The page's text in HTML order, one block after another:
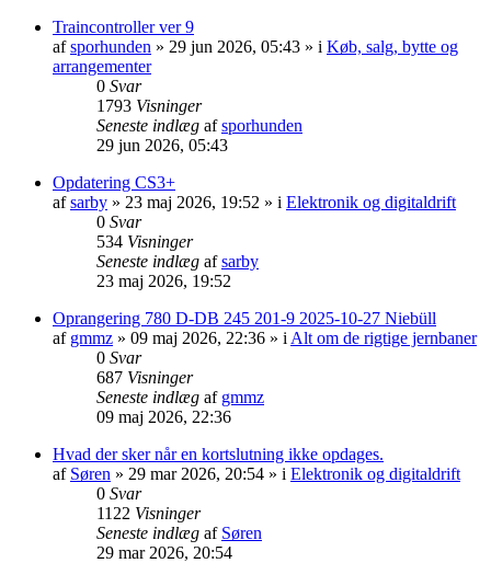
Traincontroller ver 9
afsporhunden » 29 jun 2026, 05:43 » i Køb, salg, bytte og
arrangementer
0 Svar
1793 Visninger
Seneste indlæg afsporhunden
29 jun 2026, 05:43
Opdatering CS3+
afsarby » 23 maj 2026, 19:52 » i Elektronik og digitaldrift
0 Svar
534 Visninger
Seneste indlæg afsarby
23 maj 2026, 19:52
Oprangering 780 D-DB 245 201-9 2025-10-27 Niebüll
af gmmz » 09 maj 2026, 22:36 » i Alt om de rigtige jernbaner
0 Svar
687 Visninger
Seneste indlæg af gmmz
09 maj 2026, 22:36
Hvad der sker når en kortslutning ikke opdages.
af Søren » 29 mar 2026, 20:54 » i Elektronik og digitaldrift
0 Svar
1122 Visninger
Seneste indlæg af Søren
29 mar 2026, 20:54